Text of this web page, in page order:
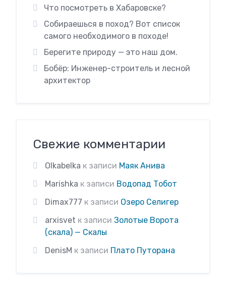
Что посмотреть в Хабаровске?
Собираешься в поход? Вот список
самого необходимого в походе!
Берегите природу — это наш дом.
Бобёр: Инженер-строитель и лесной
архитектор
Свежие комментарии
Olkabelka к записи Маяк Анива
Marishka к записи Водопад Тобот
Dimax777 к записи Озеро Селигер
arxisvet к записи Золотые Ворота
(скала) — Скалы
DenisM к записи Плато Путорана